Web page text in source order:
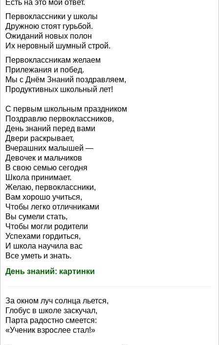
Есть на это мой ответ.
Первоклассники у школы
Дружною стоят гурьбой.
Ожиданий новых полон
Их неровный шумный строй.
Первоклассникам желаем
Прилежания и побед.
Мы с Днём Знаний поздравляем,
Продуктивных школьный лет!
С первым школьным праздником
Поздравлю первоклассников,
День знаний перед вами
Двери раскрывает,
Вчерашних малышей —
Девочек и мальчиков
В свою семью сегодня
Школа принимает.
Желаю, первоклассники,
Вам хорошо учиться,
Чтобы легко отличниками
Вы сумели стать,
Чтобы могли родители
Успехами гордиться,
И школа научила вас
Все уметь и знать.
День знаний: картинки
За окном луч солнца льется,
Глобус в школе заскучал,
Парта радостно смеется:
«Ученик взрослее стал!»